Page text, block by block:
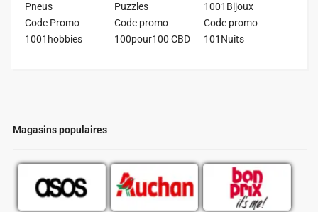
Magasins populaires
Pneus
Puzzles
1001Bijoux
Code Promo
1001hobbies
Code promo
100pour100 CBD
Code promo
101Nuits